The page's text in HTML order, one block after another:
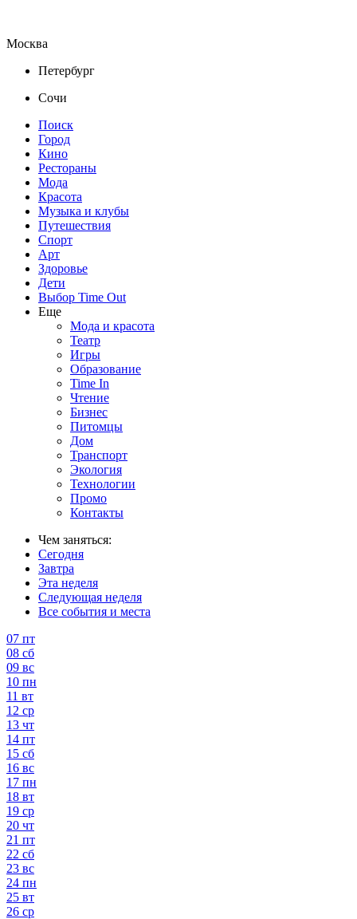
Москва
Петербург
Сочи
Поиск
Город
Кино
Рестораны
Мода
Красота
Музыка и клубы
Путешествия
Спорт
Арт
Здоровье
Дети
Выбор Time Out
Еще
Мода и красота
Театр
Игры
Образование
Time In
Чтение
Бизнес
Питомцы
Дом
Транспорт
Экология
Технологии
Промо
Контакты
Чем заняться:
Сегодня
Завтра
Эта неделя
Следующая неделя
Все события и места
07 пт
08 сб
09 вс
10 пн
11 вт
12 ср
13 чт
14 пт
15 сб
16 вс
17 пн
18 вт
19 ср
20 чт
21 пт
22 сб
23 вс
24 пн
25 вт
26 ср